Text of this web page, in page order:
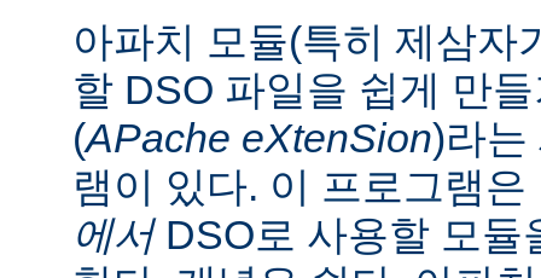
아파치 모듈(특히 제삼자
할 DSO 파일을 쉽게 만
(APache eXtenSion)라는
램이 있다. 이 프로그램
에서DSO로 사용할 모듈